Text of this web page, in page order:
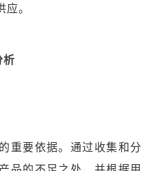
。
析
重要依据。通过收集和分